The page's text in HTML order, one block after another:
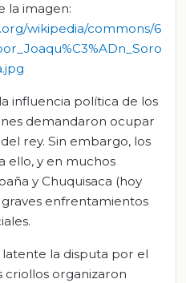
la imagen:
wikipedia/commons/6
influencia política de los
demandaron ocupar
rey. Sin embargo, los
ello, y en muchos
y Chuquisaca (hoy
enfrentamientos
latente la disputa por el
criollos organizaron